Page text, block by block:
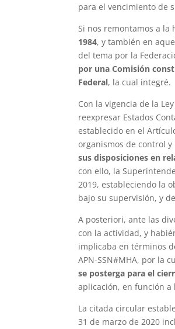
para el vencimiento de
Si nos remontamos a la
1984, y también en
del tema por la
por una Comisión
Federal, la cual integré.
Con la vigencia de la
reexpresar Estados
establecido en el
organismos de control y
sus disposiciones en
con ello, la
2019, estableciendo la
bajo su supervisión, y
A posteriori, ante las
con la actividad, y
implicaba en términos
APN-SSN#MHA, por la
se posterga para el
aplicación, en función a
La citada circular
31 de marzo de 2020